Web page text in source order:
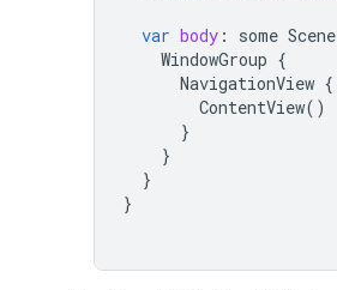
var body : some Scene
WindowGroup {
NavigationView {
ContentView()
}
}
}
}